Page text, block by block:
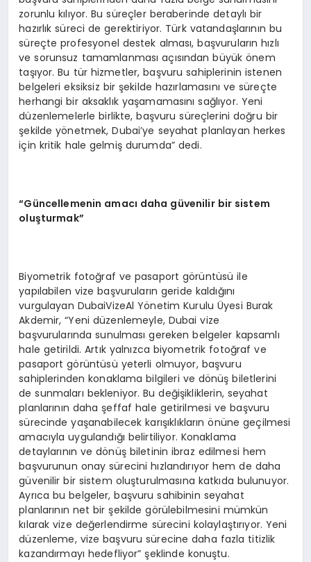
zorunlu kılıyor. Bu süreçler beraberinde detaylı bir
hazırlık süreci de gerektiriyor. Türk vatandaşlarının bu
süreçte profesyonel destek alması, başvuruların hızlı
ve sorunsuz tamamlanması açısından büyük önem
taşıyor. Bu tür hizmetler, başvuru sahiplerinin istenen
belgeleri eksiksiz bir şekilde hazırlamasını ve süreçte
herhangi bir aksaklık yaşamamasını sağlıyor. Yeni
düzenlemelerle birlikte, başvuru süreçlerini doğru bir
şekilde yönetmek, Dubai’ye seyahat planlayan herkes
için kritik hale gelmiş durumda” dedi.
“Güncellemenin amacı daha güvenilir bir sistem
oluşturmak”
Biyometrik fotoğraf ve pasaport görüntüsü ile
yapılabilen vize başvuruların geride kaldığını
vurgulayan DubaiVizeAl Yönetim Kurulu Üyesi Burak
Akdemir, “Yeni düzenlemeyle, Dubai vize
başvurularında sunulması gereken belgeler kapsamlı
hale getirildi. Artık yalnızca biyometrik fotoğraf ve
pasaport görüntüsü yeterli olmuyor, başvuru
sahiplerinden konaklama bilgileri ve dönüş biletlerini
de sunmaları bekleniyor. Bu değişikliklerin, seyahat
planlarının daha şeffaf hale getirilmesi ve başvuru
sürecinde yaşanabilecek karışıklıkların önüne geçilmesi
amacıyla uygulandığı belirtiliyor. Konaklama
detaylarının ve dönüş biletinin ibraz edilmesi hem
başvurunun onay sürecini hızlandırıyor hem de daha
güvenilir bir sistem oluşturulmasına katkıda bulunuyor.
Ayrıca bu belgeler, başvuru sahibinin seyahat
planlarının net bir şekilde görülebilmesini mümkün
kılarak vize değerlendirme sürecini kolaylaştırıyor. Yeni
düzenleme, vize başvuru sürecine daha fazla titizlik
kazandırmayı hedefliyor” şeklinde konuştu.